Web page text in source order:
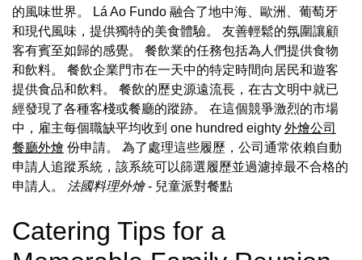
的風味世界。 Lá Ao Fundo 融合了地中海、歐洲、葡萄牙
和現代風味，提供獨特的美食體驗。 友善輕鬆的氛圍讓顧
客有賓至如歸的感覺。 餐飲業的任務包括為人們提供食物
和飲料。 餐飲企業門市在一天中的特定時間向居民和遊客
提供食品和飲料。 餐飲的歷史源遠流長，在古文明中就已
經發現了各種客棧或餐廳的蹤跡。 在這個競爭激烈的市場
中，雇主每個職缺平均收到 one hundred eighty 外燴公司
餐廳外燴 份申請。 為了處理這些履歷，公司通常依賴自動
申請人追蹤系統，該系統可以篩選履歷並過濾掉最不合格的
申請人。
法國料理外燴 - 兒童派對餐點
Catering Tips for a